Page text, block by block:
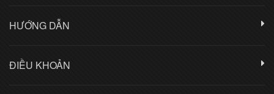
HƯỚNG DẪN
ĐIỀU KHOẢN